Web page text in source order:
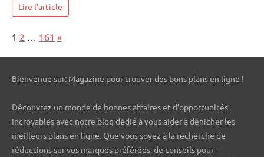
Lire l'article
Page:
1 2 161 Next
»
Bienvenue sur: Magazine pour trouver des bons plans en ligne !
Découvrez un monde de bonnes affaires et d’opportunités
incroyables avec notre blog dédié à vous aider à dénicher les
meilleurs plans en ligne. Que vous soyez à la recherche de
réductions sur vos marques préférées, de conseils pour